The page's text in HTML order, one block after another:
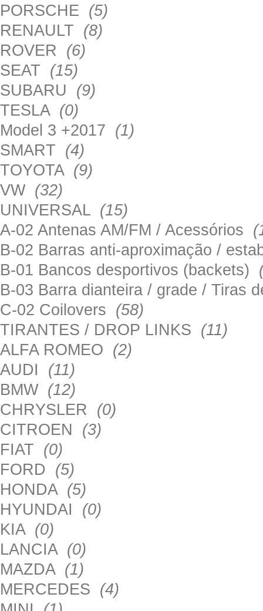
PORSCHE (5)
RENAULT (8)
ROVER (6)
SEAT (15)
SUBARU (9)
TESLA (0)
Model 3 +2017 (1)
SMART (4)
TOYOTA (9)
VW (32)
UNIVERSAL (15)
A-02 Antenas AM/FM / Acessórios
B-02 Barras anti-aproximação /
B-01 Bancos desportivos (backets)
B-03 Barra dianteira / grade / Tiras
C-02 Coilovers (58)
TIRANTES / DROP LINKS (11)
ALFA ROMEO (2)
AUDI (11)
BMW (12)
CHRYSLER (0)
CITROEN (3)
FIAT (0)
FORD (5)
HONDA (5)
HYUNDAI (0)
KIA (0)
LANCIA (0)
MAZDA (1)
MERCEDES (4)